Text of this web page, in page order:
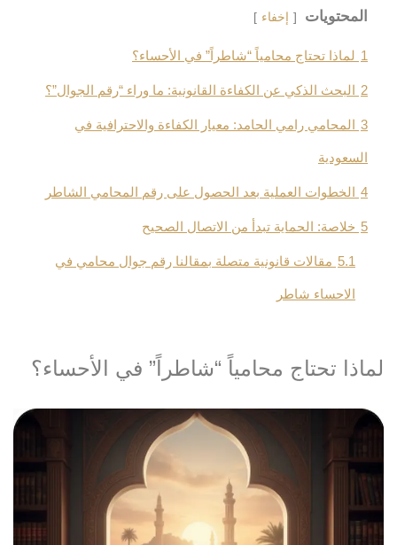
المحتويات إخفاء
1 لماذا تحتاج محامياً “شاطراً” في الأحساء؟
2 البحث الذكي عن الكفاءة القانونية: ما وراء “رقم الجوال”؟
3 المحامي رامي الحامد: معيار الكفاءة والاحترافية في
السعودية
4 الخطوات العملية بعد الحصول على رقم المحامي الشاطر
5 خلاصة: الحماية تبدأ من الاتصال الصحيح
5.1 مقالات قانونية متصلة بمقالنا رقم جوال محامي في
الاحساء شاطر
لماذا تحتاج محامياً “شاطراً” في الأحساء؟